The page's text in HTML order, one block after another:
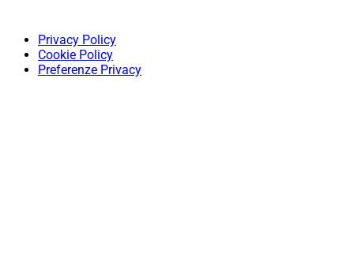
Privacy Policy
Cookie Policy
Preferenze Privacy